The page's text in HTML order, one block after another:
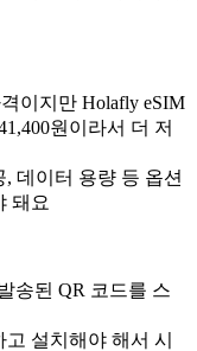
이지만 Holafly eSIM
원이라서 더 저
데이터 용량 등 옵션
돼요
송된 QR 코드를 스
설치해야 해서 시